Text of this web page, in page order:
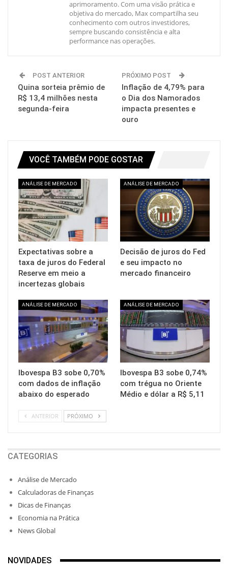
aprimoramento. Com uma visão prática e
objetiva do mercado, Max compartilha seu
conhecimento com outros investidores,
sempre buscando consistência e alta
performance nas operações.
POST ANTERIOR
Quina sorteia prêmio de
R$ 13,4 milhões nesta
segunda-feira
PRÓXIMO POST
Inflação de 4,79% para
o Dia dos Namorados
impacta presentes e
ouro
VOCÊ TAMBÉM PODE GOSTAR
ANÁLISE DE MERCADO
Expectativas sobre a
taxa de juros do Federal
Reserve em meio a
incertezas globais
ANÁLISE DE MERCADO
Decisão de juros do Fed
e seu impacto no
mercado financeiro
ANÁLISE DE MERCADO
Ibovespa B3 sobe 0,70%
com dados de inflação
abaixo do esperado
ANÁLISE DE MERCADO
Ibovespa B3 sobe 0,74%
com trégua no Oriente
Médio e dólar a R$ 5,11
ANTERIOR PRÓXIMO
CATEGORIAS
Análise de Mercado
Calculadoras de Finanças
Dicas de Finanças
Economia na Prática
News Global
NOVIDADES